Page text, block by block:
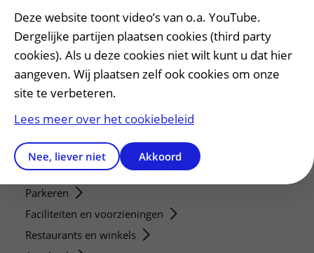
Mijn patiënt verwijzen
Teleconsult aanvragen
Diagnostiek aanvragen
Zorgverlenersportaal
Wat is uw ervaring met het UMC Utrecht?
Adres en route
Parkeren
Faciliteiten en voorzieningen
Restaurants en winkels
Deze website toont video’s van o.a. YouTube.
Dergelijke partijen plaatsen cookies (third party
cookies). Als u deze cookies niet wilt kunt u dat hier
aangeven. Wij plaatsen zelf ook cookies om onze
site te verbeteren.
Lees meer over het cookiebeleid
Nee, liever niet Akkoord